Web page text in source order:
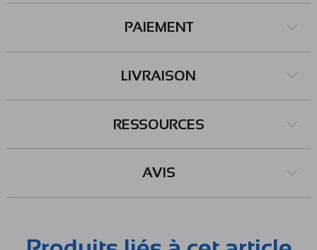
PAIEMENT
LIVRAISON
RESSOURCES
AVIS